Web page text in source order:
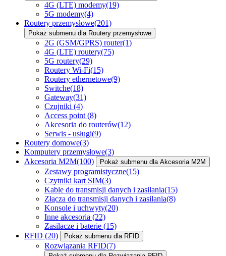
4G (LTE) modemy(19)
5G modemy(4)
Routery przemysłowe(201)
Pokaż submenu dla Routery przemysłowe
2G (GSM/GPRS) router(1)
4G (LTE) routery(75)
5G routery(29)
Routery Wi-Fi(15)
Routery ethernetowe(9)
Switche(18)
Gateway(31)
Czujniki (4)
Access point (8)
Akcesoria do routerów(12)
Serwis - usługi(9)
Routery domowe(3)
Komputery przemysłowe(3)
Akcesoria M2M(100) Pokaż submenu dla Akcesoria M2M
Zestawy programistyczne(15)
Czytniki kart SIM(3)
Kable do transmisji danych i zasilania(15)
Złącza do transmisji danych i zasilania(8)
Konsole i uchwyty(20)
Inne akcesoria (22)
Zasilacze i baterie (15)
RFID (20) Pokaż submenu dla RFID
Rozwiązania RFID(7)